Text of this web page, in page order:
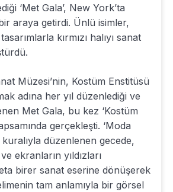
‘Met Gala’, New York’ta
araya getirdi. Ünlü isimler,
kırmızı halıyı sanat
Müzesi’nin, Kostüm Enstitüsü
adına her yıl düzenlediği ve
Met Gala, bu kez ‘Kostüm
gerçekleşti. ‘Moda
kuralıyla düzenlenen gecede,
ekranların yıldızları
birer sanat eserine dönüşerek
tam anlamıyla bir görsel